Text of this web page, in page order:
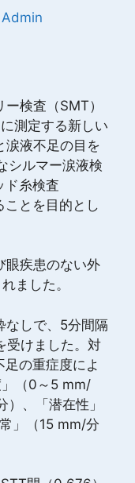
検査（SMT）
測定する新しい
涙液不足の目を
シルマー涙液検
ド糸検査
ことを目的とし
眼疾患のない外
ました。
なしで、5分間隔
受けました。対
の重症度によ
」（0～5 mm/
、「潜在性」
」（15 mm/分